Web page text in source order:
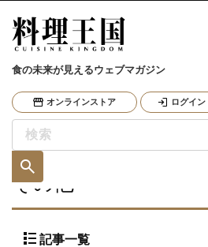
食の未来が見えるウェブマガジン
オンラインストア ログイン
その他
記事一覧